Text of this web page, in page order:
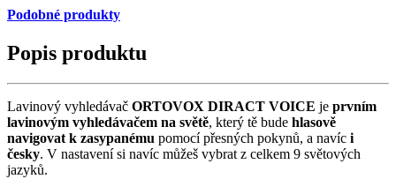
Podobné produkty
Popis produktu
Lavinový vyhledávač ORTOVOX DIRACT VOICE je prvním
lavinovým vyhledávačem na světě, který tě bude hlasově
navigovat k zasypanému pomocí přesných pokynů, a navíc i
česky. V nastavení si navíc můžeš vybrat z celkem 9 světových
jazyků.